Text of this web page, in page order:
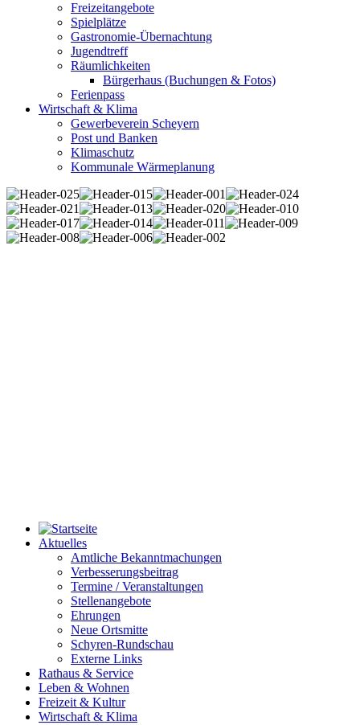
Freizeitangebote
Spielplätze
Gastronomie-Übernachtung
Jugendtreff
Räumlichkeiten
Bürgerhaus (Buchungen & Fotos)
Ferienpass
Wirtschaft & Klima
Gewerbeverein Scheyern
Post und Banken
Klimaschutz
Kommunale Wärmeplanung
Aktuelles
Amtliche Bekanntmachungen
Verbesserungsbeitrag
Termine / Veranstaltungen
Stellenangebote
Ehrungen
Neue Ortsmitte
Schyren-Rundschau
Externe Links
Rathaus & Service
Leben & Wohnen
Freizeit & Kultur
Wirtschaft & Klima